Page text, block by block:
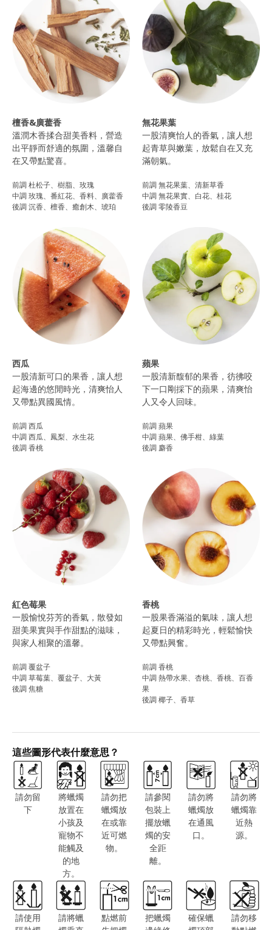
檀香&廣藿香
溫潤木香揉合甜美香料，營造
出平靜而舒適的氛圍，溫馨自
在又帶點驚喜。
前調 杜松子、樹脂、玫瑰
中調 玫瑰、番紅花、香料、廣藿香
後調 沉香、檀香、癒創木、琥珀​
無花果葉
一股清爽怡人的香氣，讓人想
起青草與嫩葉，放鬆自在又充
滿朝氣。​
前調 無花果葉、清新草香
中調 無花果實、白花、桂花
後調 零陵香豆
西瓜
一股清新可口的果香，讓人想
起海邊的悠閒時光，清爽怡人
又帶點異國風情。
前調 西瓜
中調 西瓜、鳳梨、水生花
後調 香桃
蘋果
一股清新馥郁的果香，彷彿咬
下一口剛採下的蘋果，清爽怡
人又令人回味。
前調 蘋果
中調 蘋果、佛手柑、綠葉
後調 麝香
紅色莓果
一股愉悅芬芳的香氣，散發如
甜美果實與手作甜點的滋味，
與家人相聚的溫馨。
前調 覆盆子
中調 草莓葉、覆盆子、大黃
後調 焦糖
香桃
一股果香滿溢的氣味，讓人想
起夏日的精彩時光，輕鬆愉快
又帶點興奮。
前調 香桃
中調 熱帶水果、杏桃、香桃、百香
果
後調 椰子、香草
這些圖形代表什麼意思？
請勿留
下
將蠟燭
放置在
小孩及
寵物不
能觸及
的地
方。
請勿把
蠟燭放
在或靠
近可燃
物。
請參閱
包裝上
擺放蠟
燭的安
全距
離。
請勿將
蠟燭放
在通風
口。
請勿將
蠟燭靠
近熱
源。
請使用
請將蠟
點燃前
把蠟燭
確保蠟
請勿移